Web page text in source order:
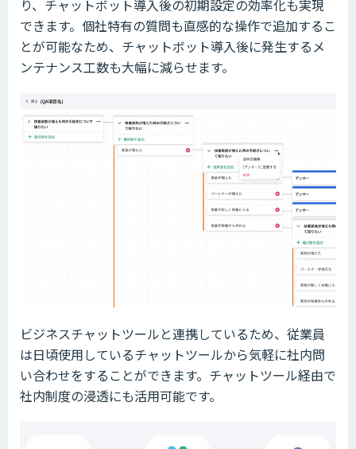
り、チャットボット導入後の初期設定の効率化も実現
できます。個社特有の質問も直感的な操作で追加するこ
とが可能なため、チャットボット導入後に発生するメ
ンテナンス工数も大幅に減らせます。
ビジネスチャットツールと連携しているため、従業員
は日頃使用しているチャットツールから気軽に社内問
い合わせをすることができます。チャットツール経由で
社内制度の浸透にも活用可能です。